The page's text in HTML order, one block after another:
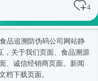
4
食品追溯防伪码公司网站静
，关于我们页面、食品溯源
、诚信经销商页面。新闻
档下载页面。